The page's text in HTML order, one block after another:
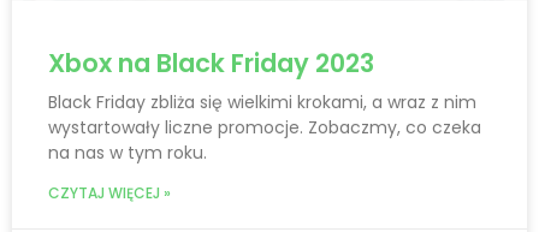
Xbox na Black Friday 2023
Black Friday zbliża się wielkimi krokami, a wraz z nim
wystartowały liczne promocje. Zobaczmy, co czeka
na nas w tym roku.
CZYTAJ WIĘCEJ »